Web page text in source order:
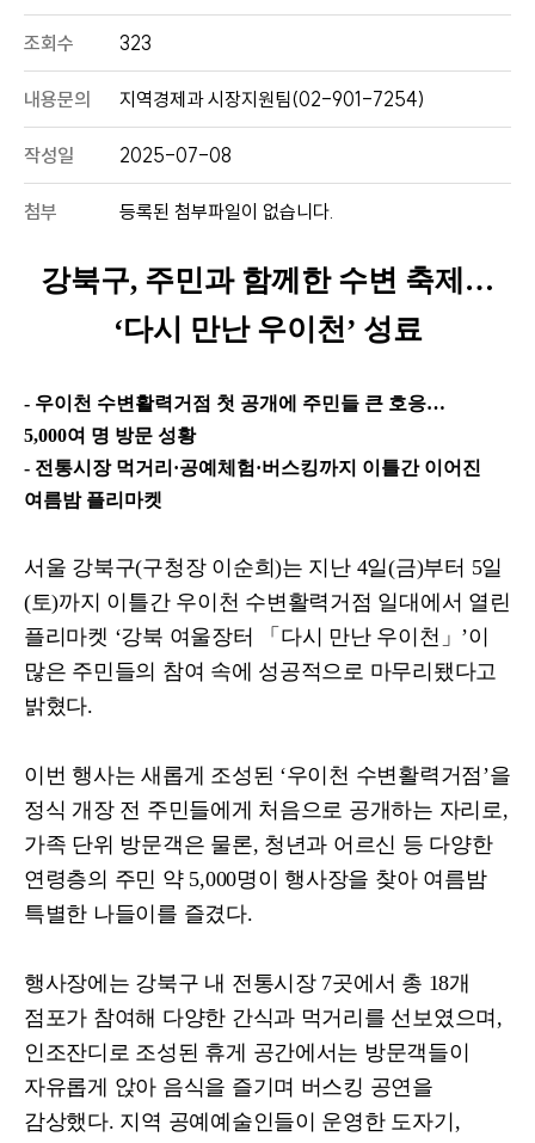
조회수 323
내용문의 지역경제과 시장지원팀(02-901-7254)
작성일 2025-07-08
첨부 등록된 첨부파일이 없습니다.
강북구, 주민과 함께한 수변 축제 …
‘다시 만난 우이천’ 성료
- 우이천 수변활력거점 첫 공개에 주민들 큰 호응…
5,000여 명 방문 성황
- 전통시장 먹거리 ·공예체험 ·버스킹까지 이틀간 이어진
여름밤 플리마켓
서울 강북구(구청장 이순희)는 지난 4일(금)부터 5일
(토)까지 이틀간 우이천 수변활력거점 일대에서 열린
플리마켓 ‘강북 여울장터 「 다시 만난 우이천 」 ’이
많은 주민들의 참여 속에 성공적으로 마무리됐다고
밝혔다.
이번 행사는 새롭게 조성된 ‘우이천 수변활력거점’을
정식 개장 전 주민들에게 처음으로 공개하는 자리로,
가족 단위 방문객은 물론, 청년과 어르신 등 다양한
연령층의 주민 약 5,000명이 행사장을 찾아 여름밤
특별한 나들이를 즐겼다.
행사장에는 강북구 내 전통시장 7곳에서 총 18개
점포가 참여해 다양한 간식과 먹거리를 선보였으며 ,
인조잔디로 조성된 휴게 공간에서는 방문객들이
자유롭게 앉아 음식을 즐기며 버스킹 공연을
감상했다. 지역 공예예술인들이 운영한 도자기 ,